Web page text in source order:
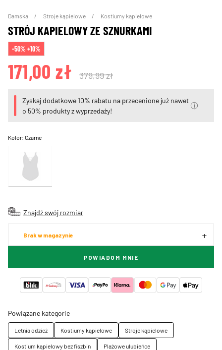
Damska Stroje kąpielowe Kostiumy kąpielowe
STRÓJ KAPIELOWY ZE SZNURKAMI
-50% +10%
171,00 zł 379,99 zł
Zyskaj dodatkowe 10% rabatu na przecenione już nawet
o 50% produkty z wyprzedaży!
Kolor:Czarne
Znajdź swój rozmiar
Brak w magazynie
POWIADOM MNIE
Powiązane kategorie
Letnia odzież Kostiumy kąpielowe
Stroje kąpielowe
Kostium kąpielowy bez fiszbin
Plażowe ulubieńce